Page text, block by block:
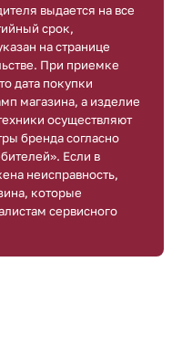
выдается на все
срок,
на странице
При приемке
дата покупки
магазина, а изделие
осуществляют
бренда согласно
Если в
неисправность,
которые
сервисного